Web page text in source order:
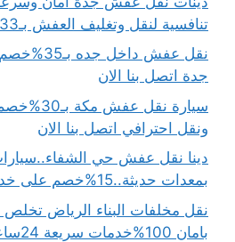
تنافسية لنقل وتغليف العفش بـ33%خصم فوري
نقل عفش
جدة اتصل بنا الان
سيارة نقل
ونقل احترافي اتصل بنا الان
دينا نقل عفش حي
بمعدات حديثة..15%خصم على خدمةالتغليف
نقل مخلفات البناء الرياض تخلص
بامان 100%خدمات سريعة 24ساعة